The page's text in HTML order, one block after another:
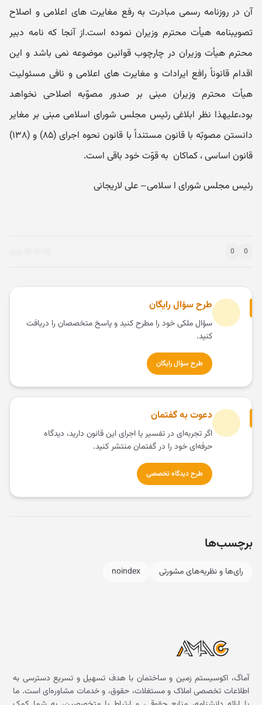
آن در روزنامه رسمی مبادرت به رفع مغایرت های اعلامی و اصلاح
تصویبنامه هیأت محترم وزیران نموده است.از آنجا که نامه دبیر
محترم هیأت وزیران در چارچوب قوانین موضوعه نمی باشد و این
اقدام قانوناً رافع ایرادات و مغایرت های اعلامی و نافی مسئولیت
هیأت محترم وزیران مبنی بر صدور مصوّبه اصلاحی نخواهد
بود،‌علیهذا نظر ابلاغی رئیس مجلس شورای اسلامی مبنی بر مغایر
دانستن مصوبّه با قانون مستنداً با قانون نحوه اجرای (۸۵) و (۱۳۸)
قانون اساسی ، کماکان به قوّت خود باقی است.
رئیس مجلس شورای ا سلامی– علی لاریجانی
0
0
طرح سؤال رایگان
سؤال ملکی خود را مطرح کنید و پاسخ متخصصان را دریافت
کنید.
طرح سؤال رایگان
دعوت به گفتمان
اگر تجربه‌ای در تفسیر یا اجرای این قانون دارید، دیدگاه
حرفه‌ای خود را در گفتمان منتشر کنید.
طرح دیدگاه تخصصی
برچسب‌ها
رای‌ها و نظریه‌های مشورتی noindex
آماگ، اکوسیستم زمین و ساختمان با هدف تسهیل و تسریع دسترسی به
اطلاعات تخصصی املاک و مستغلات، حقوق، و خدمات مشاوره‌ای است. ما